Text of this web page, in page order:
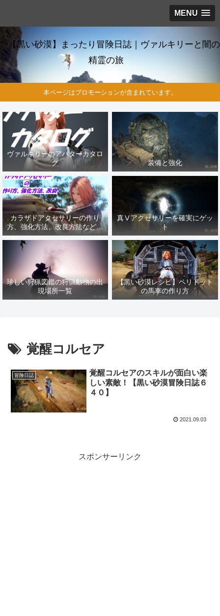
MENU
【黒い砂漠】まったり冒険日誌｜ヴァルキリーと闇の
精霊の旅
本ページはプロモーションが含まれています。
ヴァルキリーのアバターカタロ
グ
装備と強化
カラザドアクセサリーの作り
方、強化方法、改良方法などま
とめ【黒い砂漠冒険日誌１４１
真Ⅴアクセサリーを確実にゲッ
ト
珍しい狩猟図鑑の狩猟動物の出
現場所一覧
【黒い砂漠レシピ】ペリドット
の馬車の作り方
覚醒コルセア
冒険日誌
覚醒コルセアのスキルが面白い楽
しい素敵！【黒い砂漠冒険日誌６
４０】
2021.09.03
スポンサーリンク